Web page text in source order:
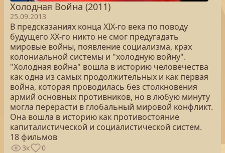
Холодная Война (2011)
25.09.2013
В предсказаниях конца XIX-го века по поводу
будущего XX-го никто не смог предугадать
мировые войны, появление социализма, крах
колониальной системы и "холодную войну".
"Холодная война" вошла в историю человечества
как одна из самых продолжительных и как первая
война, которая проводилась без столкновения
армий основных противников, но в любую минуту
могла перерасти в глобальный мировой конфликт.
Она вошла в историю как противостояние
капиталистической и социалистической систем.
18 фильмов
3к 0